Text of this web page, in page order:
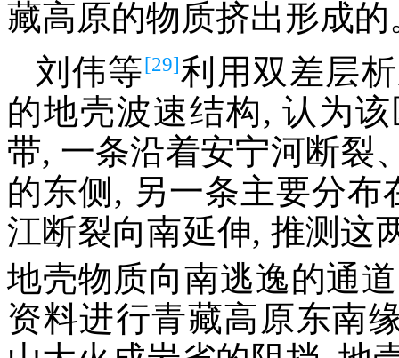
藏高原的物质挤出形成的
刘伟等[29]利用双差层
的地壳波速结构, 认为
带, 一条沿着安宁河断裂
的东侧, 另一条主要分
江断裂向南延伸, 推测这
地壳物质向南逃逸的通
资料进行青藏高原东南